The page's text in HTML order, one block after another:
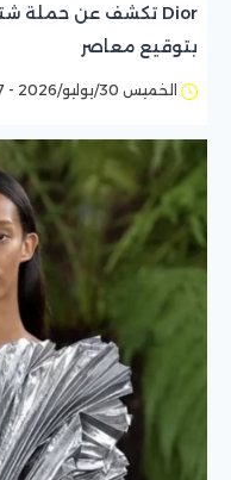
بتوقيع معاصر
الخميس 30/يوليو/2026 - 06:37 م